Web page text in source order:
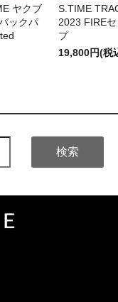
ヤクブ
ックパ
S.TIME
2023 FIRE
プ
19,800円(税
検索